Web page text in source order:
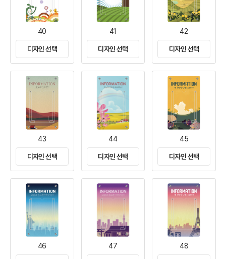
40
디자인 선택
41
디자인 선택
42
디자인 선택
43
디자인 선택
44
디자인 선택
45
디자인 선택
46 47 48